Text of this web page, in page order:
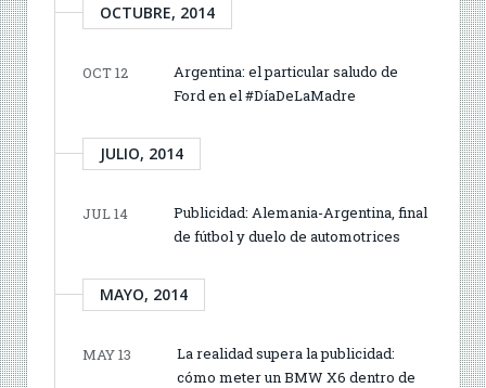
OCTUBRE, 2014
OCT 12
Argentina: el particular saludo de
Ford en el #DíaDeLaMadre
JULIO, 2014
JUL 14
Publicidad: Alemania-Argentina, final
de fútbol y duelo de automotrices
MAYO, 2014
MAY 13
La realidad supera la publicidad:
cómo meter un BMW X6 dentro de